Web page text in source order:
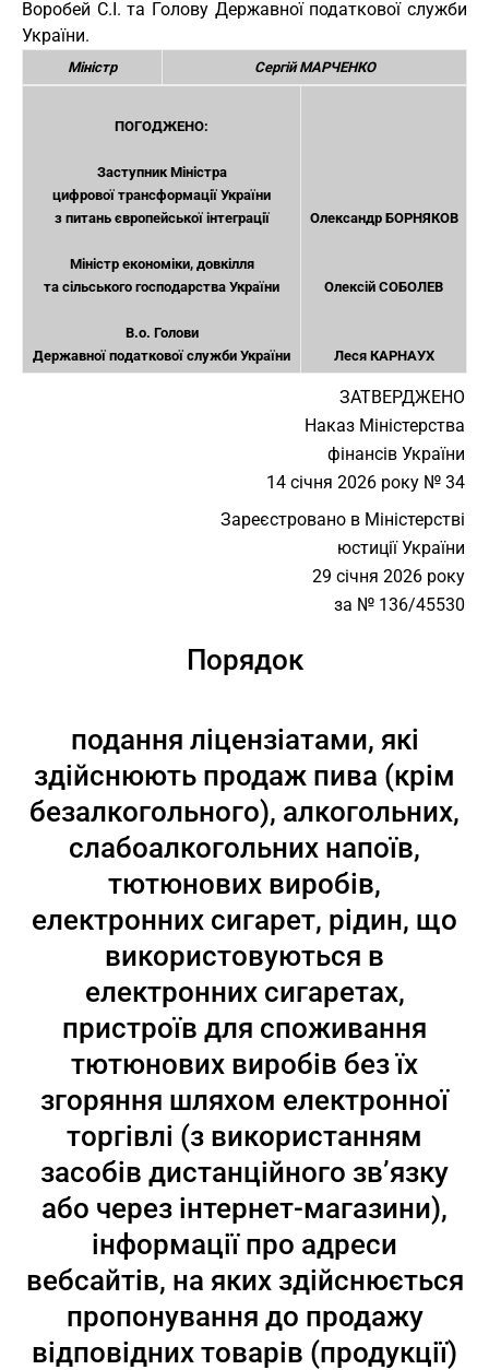
Воробей С.І. та Голову Державної податкової служби
України.
Міністр Сергій МАРЧЕНКО
ПОГОДЖЕНО:
Заступник Міністра
цифрової трансформації України
з питань європейської інтеграції
Міністр економіки, довкілля
та сільського господарства України
В.о. Голови
Державної податкової служби України
Олександр БОРНЯКОВ
Олексій СОБОЛЕВ
Леся КАРНАУХ
ЗАТВЕРДЖЕНО
Наказ Міністерства
фінансів України
14 січня 2026 року № 34
Зареєстровано в Міністерстві
юстиції України
29 січня 2026 року
за № 136/45530
Порядок
подання ліцензіатами, які
здійснюють продаж пива (крім
безалкогольного), алкогольних,
слабоалкогольних напоїв,
тютюнових виробів,
електронних сигарет, рідин, що
використовуються в
електронних сигаретах,
пристроїв для споживання
тютюнових виробів без їх
згоряння шляхом електронної
торгівлі (з використанням
засобів дистанційного зв’язку
або через інтернет-магазини),
інформації про адреси
вебсайтів, на яких здійснюється
пропонування до продажу
відповідних товарів (продукції)